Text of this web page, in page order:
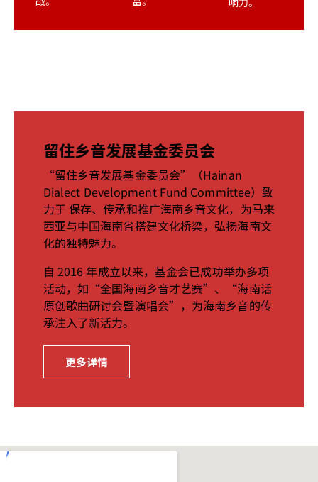
留住乡音发展基金委员会
“留住乡音发展基金委员会”（Hainan
Dialect Development Fund Committee）致
力于 保存、传承和推广海南乡音文化，为马来
西亚与中国海南省搭建文化桥梁，弘扬海南文
化的独特魅力。
自 2016 年成立以来，基金会已成功举办多项
活动，如“全国海南乡音才艺赛”、“海南话
原创歌曲研讨会暨演唱会”，为海南乡音的传
承注入了新活力。
更多详情